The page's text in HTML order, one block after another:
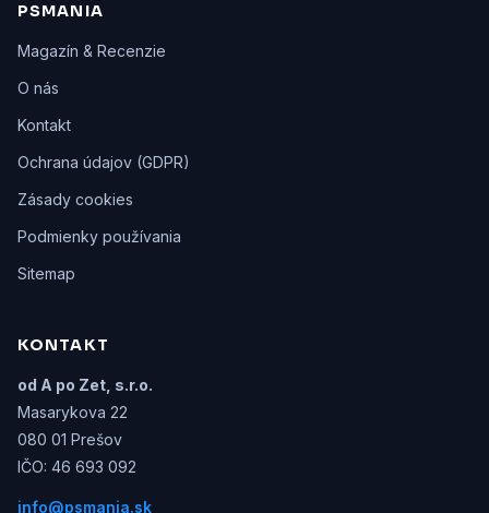
PSMANIA
Magazín & Recenzie
O nás
Kontakt
Ochrana údajov (GDPR)
Zásady cookies
Podmienky používania
Sitemap
KONTAKT
od A po Zet, s.r.o.
Masarykova 22
080 01 Prešov
IČO: 46 693 092
info@psmania.sk